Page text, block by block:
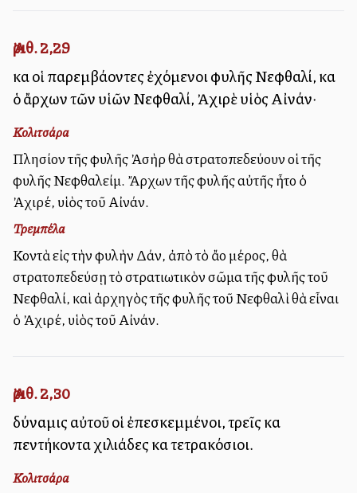
Ἀριθ. 2,29
καὶ οἱ παρεμβάλλοντες ἐχόμενοι φυλῆς Νεφθαλί, καὶ
ὁ ἄρχων τῶν υἱῶν Νεφθαλί, Ἀχιρὲ υἱὸς Αἰνάν·
Κολιτσάρα
Πλησίον τῆς φυλῆς Ἀσὴρ θὰ στρατοπεδεύουν οἱ τῆς
φυλῆς Νεφθαλείμ. Ἄρχων τῆς φυλῆς αὐτῆς ἦτο ὁ
Ἀχιρέ, υἱὸς τοῦ Αἰνάν.
Τρεμπέλα
Κοντὰ εἰς τὴν φυλὴν Δάν, ἀπὸ τὸ ἄλλο μέρος, θὰ
στρατοπεδεύσῃ τὸ στρατιωτικὸν σῶμα τῆς φυλῆς τοῦ
Νεφθαλί, καὶ ἀρχηγὸς τῆς φυλῆς τοῦ Νεφθαλὶ θὰ εἶναι
ὁ Ἀχιρέ, υἱὸς τοῦ Αἰνάν.
Ἀριθ. 2,30
δύναμις αὐτοῦ οἱ ἐπεσκεμμένοι, τρεῖς καὶ
πεντήκοντα χιλιάδες καὶ τετρακόσιοι.
Κολιτσάρα